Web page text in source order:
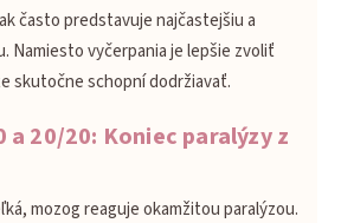
často predstavuje najčastejšiu a
Namiesto vyčerpania je lepšie zvoliť
skutočne schopní dodržiavať.
a 20/20: Koniec paralýzy z
mozog reaguje okamžitou paralýzou.